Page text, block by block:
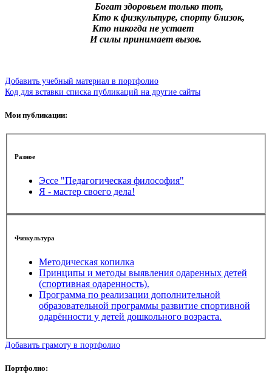
Богат здоровьем только тот,
Кто к физкультуре, спорту близок,
Кто никогда не устает
И силы принимает вызов.
Добавить учебный материал в портфолио
Код для вставки списка публикаций на другие сайты
Мои публикации:
Разное
Эссе "Педагогическая философия"
Я - мастер своего дела!
Физкультура
Методическая копилка
Принципы и методы выявления одаренных детей
(спортивная одаренность).
Программа по реализации дополнительной
образовательной программы развитие спортивной
одарённости у детей дошкольного возраста.
Добавить грамоту в портфолио
Портфолио: